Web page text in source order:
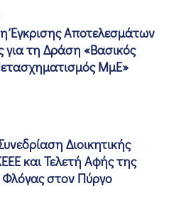
Έγκρισης Αποτελεσμάτων
για τη Δράση «Βασικός
ΜμΕ»
Διοικητικής
και Τελετή Αφής της
στον Πύργο